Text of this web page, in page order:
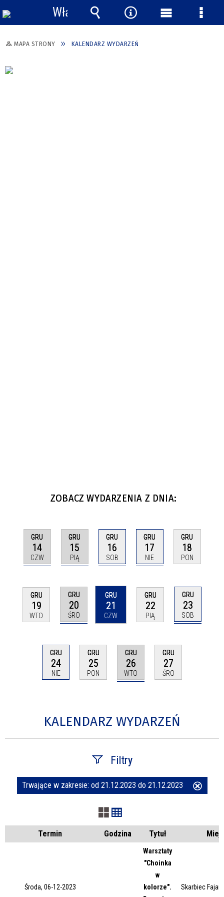
MAPA STRONY KALENDARZ WYDARZEŃ
ZOBACZ WYDARZENIA Z DNIA:
GRU
14
CZW
GRU
15
PIĄ
GRU
16
SOB
GRU
17
NIE
GRU
18
PON
GRU
19
WTO
GRU
20
ŚRO
GRU
21
CZW
GRU
22
PIĄ
GRU
23
SOB
GRU
24
NIE
GRU
25
PON
GRU
26
WTO
GRU
27
ŚRO
KALENDARZ WYDARZEŃ
Filtry
Szukana fraza
Kategoria
Trwające w zakresie: od 21.12.2023 do 21.12.2023
Termin Godzina Tytuł
Środa, 06-12-2023
Warsztaty
"Choinka
w
kolorze".
Skarbiec
Włącz
powiadomienia
Wyszukiwarka
Narzędzia
Menu Menu